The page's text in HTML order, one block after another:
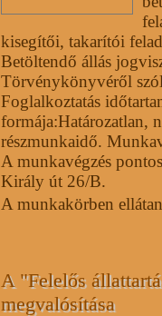
kisegítői, takarítói
Betöltendő állás
Törvénykönyvéről
Foglalkoztatás
formája:Határozatlan,
részmunkaidő.
A munkavégzés
Király út 26/B.
A munkakörben
A "Felelős
megvalósítása